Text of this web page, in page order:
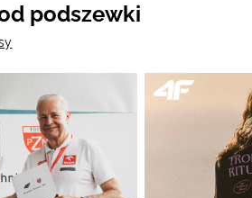
podszewki